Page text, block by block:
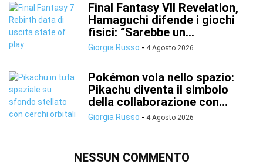
Final Fantasy VII Revelation,
Hamaguchi difende i giochi
fisici: “Sarebbe un...
Giorgia Russo - 4 Agosto 2026
Pokémon vola nello spazio:
Pikachu diventa il simbolo
della collaborazione con...
Giorgia Russo - 4 Agosto 2026
NESSUN COMMENTO